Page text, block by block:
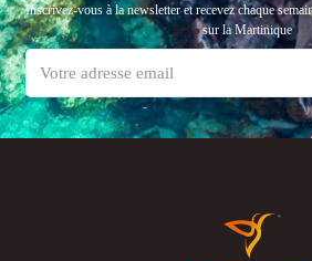
Inscrivez-vous à la newsletter et recevez chaque
sur la Martinique